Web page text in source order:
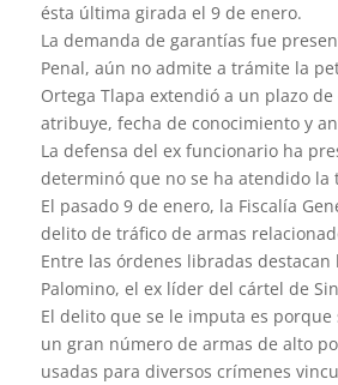
ésta última girada el 9 de enero.
La demanda de garantías fue
Penal, aún no admite a trámite la
Ortega Tlapa extendió a un plazo
atribuye, fecha de conocimiento y
La defensa del ex funcionario ha
determinó que no se ha atendido
El pasado 9 de enero, la Fiscalía
delito de tráfico de armas
Entre las órdenes libradas
Palomino, el ex líder del cártel de
El delito que se le imputa es
un gran número de armas de alto
usadas para diversos crímenes